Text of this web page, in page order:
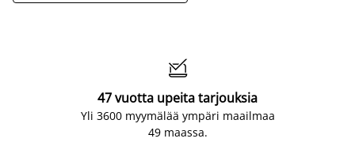

47 vuotta upeita tarjouksia
Yli 3600 myymälää ympäri maailmaa
49 maassa.